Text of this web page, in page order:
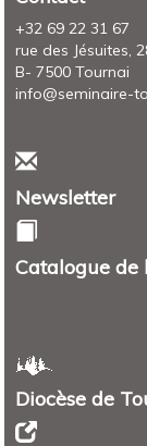
+32 69 22 31 67
rue des Jésuites,
B- 7500 Tournai
info@seminaire-
Newsletter
Catalogue de
Diocèse de